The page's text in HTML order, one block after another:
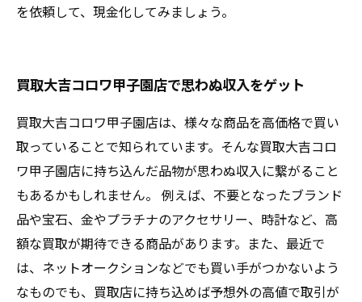
を依頼して、現金化してみましょう。
買取大吉コロワ甲子園店で思わぬ収入をゲット
買取大吉コロワ甲子園店は、様々な商品を高価格で買い
取っていることで知られています。そんな買取大吉コロ
ワ甲子園店に持ち込んだ品物が思わぬ収入に繋がること
もあるかもしれません。 例えば、不要となったブランド
品や宝石、金やプラチナのアクセサリー、時計など、高
額な買取が期待できる商品があります。また、最近で
は、ネットオークションなどでも買い手がつかないよう
なものでも、買取店に持ち込めば予想外の高値で取引が